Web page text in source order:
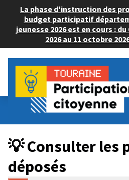
La phase d'instruction des
budget participatif
jeunesse 2026 est en cours :
2026 au 11 octobre
Budget Participatif JEUNESSE 2024
💡 Consulter les projets déposés
💡 Consulter les
déposés